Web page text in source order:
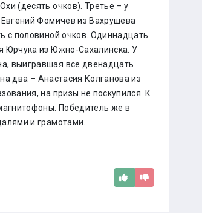
(десять очков). Третье – у
Фомичев из Вахрушева
с половиной очков. Одиннадцать
Юрчука из Южно-Сахалинска. У
выигравшая все двенадцать
два – Анастасия Колганова из
на призы не поскупился. К
Победитель же в
и грамотами.